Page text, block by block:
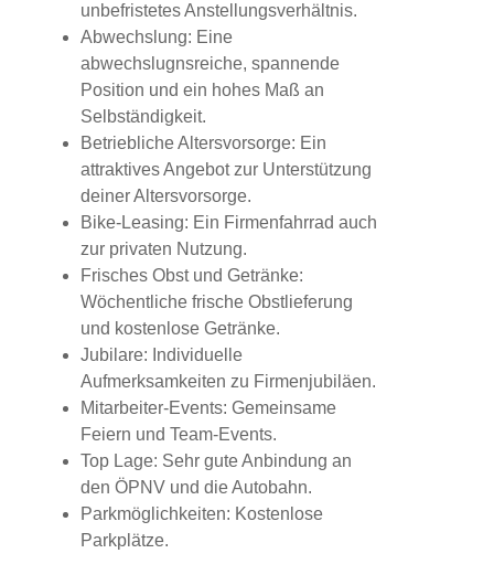
unbefristetes Anstellungsverhältnis.
Abwechslung: Eine
abwechslugnsreiche, spannende
Position und ein hohes Maß an
Selbständigkeit.
Betriebliche Altersvorsorge: Ein
attraktives Angebot zur Unterstützung
deiner Altersvorsorge.
Bike-Leasing: Ein Firmenfahrrad auch
zur privaten Nutzung.
Frisches Obst und Getränke:
Wöchentliche frische Obstlieferung
und kostenlose Getränke.
Jubilare: Individuelle
Aufmerksamkeiten zu Firmenjubiläen.
Mitarbeiter-Events: Gemeinsame
Feiern und Team-Events.
Top Lage: Sehr gute Anbindung an
den ÖPNV und die Autobahn.
Parkmöglichkeiten: Kostenlose
Parkplätze.